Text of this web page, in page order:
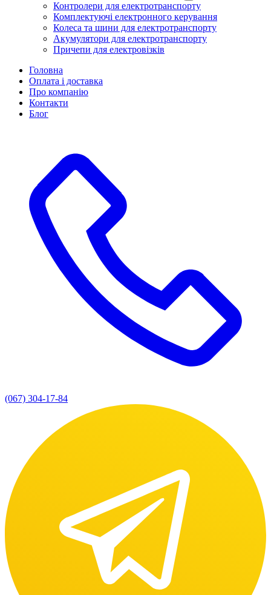
Контролери для електротранспорту
Комплектуючі електронного керування
Колеса та шини для електротранспорту
Акумулятори для електротранспорту
Причепи для електровізків
Головна
Оплата і доставка
Про компанію
Контакти
Блог
(067) 304-17-84